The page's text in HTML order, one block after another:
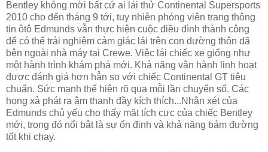
Bentley không mời bất cứ ai lái thử Continental Supersports
2010 cho đến tháng 9 tới, tuy nhiên phóng viên trang thông
tin ôtô Edmunds vẫn thực hiện cuộc điều đình thành công
để có thể trải nghiệm cảm giác lái trên con đường thôn dã
bên ngoài nhà máy tại Crewe. Việc lái chiếc xe giống như
một hành trình khám phá mới. Khả năng vận hành linh hoạt
được đánh giá hơn hẳn so với chiếc Continental GT tiêu
chuẩn. Sức mạnh thể hiện rõ qua mỗi lần chuyển số. Các
họng xả phát ra âm thanh đầy kích thích...Nhận xét của
Edmunds chủ yếu cho thấy mặt tích cực của chiếc Bentley
mới, trong đó nổi bật là sự ổn định và khả năng bám đường
tốt khi chạy.